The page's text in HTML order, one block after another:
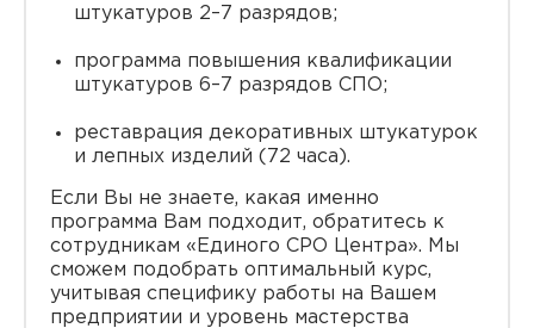
штукатуров 2–7 разрядов;
программа повышения квалификации
штукатуров 6–7 разрядов СПО;
реставрация декоративных штукатурок
и лепных изделий (72 часа).
Если Вы не знаете, какая именно
программа Вам подходит, обратитесь к
сотрудникам «Единого СРО Центра». Мы
сможем подобрать оптимальный курс,
учитывая специфику работы на Вашем
предприятии и уровень мастерства